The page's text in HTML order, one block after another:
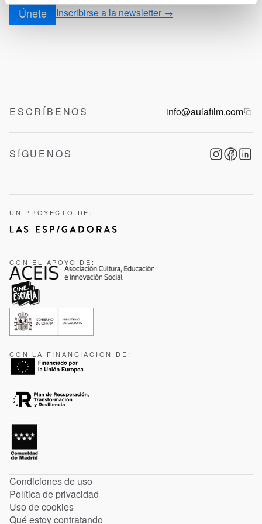
Únete Inscribirse a la newsletter →
ESCRÍBENOS info@aulafilm.com
SÍGUENOS
UN PROYECTO DE:
CON EL APOYO DE:
CON LA FINANCIACIÓN DE:
Condiciones de uso
Política de privacidad
Uso de cookies
Qué estoy contratando